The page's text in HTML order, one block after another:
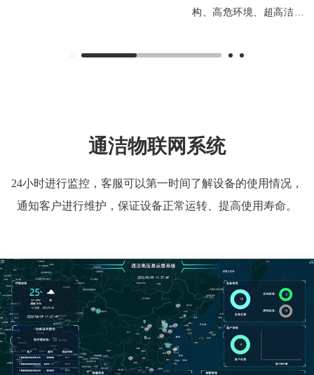
构、高危环境、超高洁净度
键载体，尤其适用于对安
的尖端产业。
通洁物联网系统
24小时进行监控，客服可以第一时间了解设备的使用情况，
通知客户进行维护，保证设备正常运转、提高使用寿命。